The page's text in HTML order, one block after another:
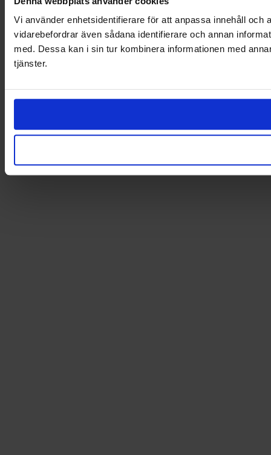
Vi använder enhetsidentifierare för att anpassa innehåll
vidarebefordrar även sådana identifierare och annan
med. Dessa kan i sin tur kombinera informationen med
tjänster.